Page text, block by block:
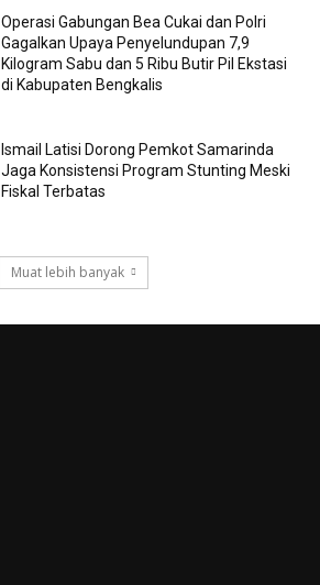
Operasi Gabungan Bea Cukai dan Polri
Gagalkan Upaya Penyelundupan 7,9
Kilogram Sabu dan 5 Ribu Butir Pil Ekstasi
di Kabupaten Bengkalis
Ismail Latisi Dorong Pemkot Samarinda
Jaga Konsistensi Program Stunting Meski
Fiskal Terbatas
Muat lebih banyak